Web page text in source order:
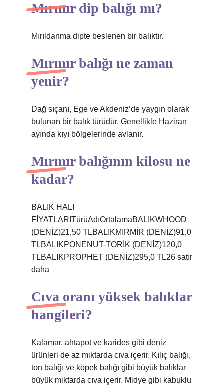
Mırmır dip balığı mı?
Mırıldanma dipte beslenen bir balıktır.
Mırmır balığı ne zaman
yenir?
Dağ sıçanı, Ege ve Akdeniz’de yaygın olarak
bulunan bir balık türüdür. Genellikle Haziran
ayında kıyı bölgelerinde avlanır.
Mırmır balığının kilosu ne
kadar?
BALIK HALI
FİYATLARITürüAdıOrtalamaBALIKWHOOD
(DENİZ)21,50 TLBALIKMIRMİR (DENİZ)91,0
TLBALIKPONENUT-TORİK (DENİZ)120,0
TLBALIKPROPHET (DENİZ)295,0 TL26 satır
daha
Cıva oranı yüksek balıklar
hangileri?
Kalamar, ahtapot ve karides gibi deniz
ürünleri de az miktarda cıva içerir. Kılıç balığı,
ton balığı ve köpek balığı gibi büyük balıklar
büyük miktarda cıva içerir. Midye gibi kabuklu